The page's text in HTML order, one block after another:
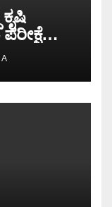
ಖರ್ಗೆ..!!